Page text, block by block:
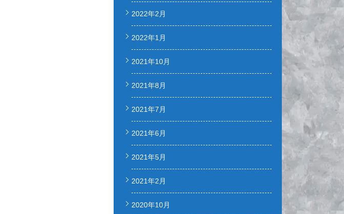
2022年2月
2022年1月
2021年10月
2021年8月
2021年7月
2021年6月
2021年5月
2021年2月
2020年10月